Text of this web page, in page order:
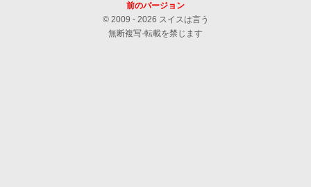
前のバージョン
© 2009 - 2026 スイスは言う
無断複写·転載を禁じます